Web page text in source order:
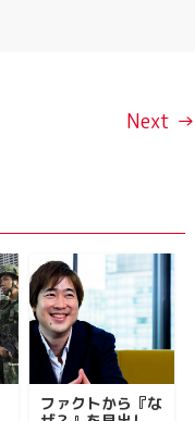
Next →
ファクトから『な